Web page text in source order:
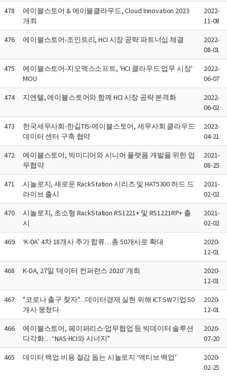
478
에이블스토어 & 에이블클라우드, Cloud Innovation 2023
개최
2022-
11-08
476 에이블스토어-조인트리, HCI 시장 공략 파트너십 체결
2022-
08-01
475
에이블스토어-지오멕스소프트, 'HCI 클라우드 업무 시장'
MOU
2022-
06-07
474 지엔텔, 에이블스토어와 함께 HCI 시장 공략 본격화
2022-
06-02
473
한국세무사회-한길TIS-에이블스토어, 세무사회 클라우드
데이터 센터 구축 협약
2022-
04-21
472
에이블스토어, 빅미디어와 시니어 플랫폼 개발을 위한 업
무협약
2021-
08-25
471
시놀로지, 새로운 RackStation 시리즈 및 HAT5300 하드 드
라이브 출시
2021-
02-02
470
시놀로지, 초소형 RackStation RS1221+ 및 RS1221RP+ 출
시
2021-
02-02
469 ‘K-DA’ 4차 18개사 추가 합류…총 50개사로 확대
2020-
12-01
468 K-DA, 27일 ‘데이터 컨퍼런스 2020’ 개최
2020-
12-01
467
"코로나 출구 찾자"…데이터경제 실현 위해 ICT·SW기업 50
개사 뭉쳤다
2020-
12-01
466
에이블스토어, 페이퍼리스·업무협업 등 빅데이터 솔루션
다각화… “NAS·HCI와 시너지”
2020-
07-20
465 데이터 백업 비용 절감 돕는 시놀로지 ‘액티브 백업’
2020-
02-25